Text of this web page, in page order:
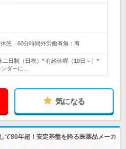
憩 60分時間外労働有無：有
二日制（日祝）* 有給休暇（10日～）*
ダーに…
気になる
て80年超！安定基盤を誇る医薬品メーカ